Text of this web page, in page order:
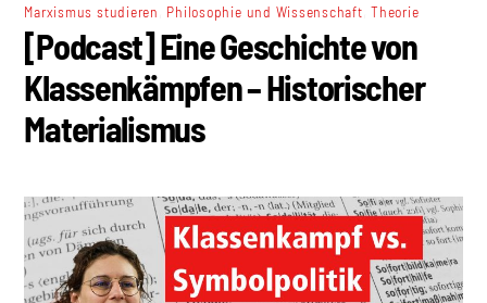
Marxismus studieren Philosophie und Wissenschaft ,Theorie
[Podcast] Eine Geschichte von
Klassenkämpfen – Historischer
Materialismus